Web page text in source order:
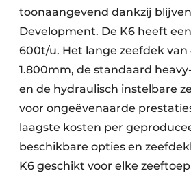
toonaangevend dankzij
Development. De K6 heeft
600t/u. Het lange zeefdek
1.800mm, de standaard
en de hydraulisch instelbare
voor ongeëvenaarde
laagste kosten per
beschikbare opties en
K6 geschikt voor elke